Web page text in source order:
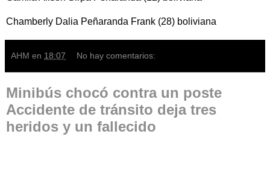
Chamberly Dalia Peñaranda Frank (28) boliviana
AHM en 18:07 No hay comentarios:
Minibús chocó contra un poste
Accidente de tránsito deja tres
heridos y un fallecido